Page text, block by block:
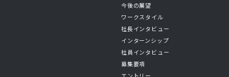
今後の展望
ワークスタイル
社長インタビュー
インターンシップ
社員インタビュー
募集要項
エントリー